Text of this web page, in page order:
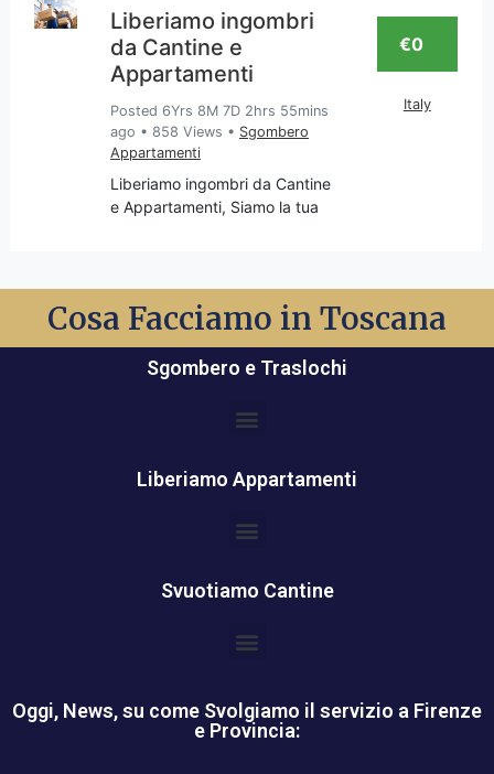
più, o meglio che reputi
superfluo e quindi va
sgomberato con trasport
Liberiamo ingombri
da Cantine e
Appartamenti
Posted 6Yrs 8M 7D 2hrs 55mins
ago • 858 Views • Sgombero
Appartamenti
Liberiamo ingombri da Cantine
e Appartamenti, Siamo la tua
un Preventivo e sopralluogo.
€0
Italy
Cosa Facciamo in Toscana
Sgombero e Traslochi
Liberiamo Appartamenti
Svuotiamo Cantine
Oggi, News, su come Svolgiamo il servizio a Firenze
e Provincia: